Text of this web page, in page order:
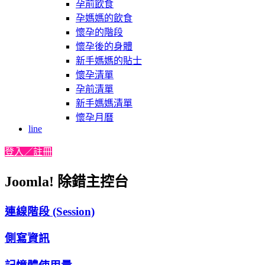
孕前飲食
孕媽媽的飲食
懷孕的階段
懷孕後的身體
新手媽媽的貼士
懷孕清單
孕前清單
新手媽媽清單
懷孕月曆
line
登入／註冊
Joomla! 除錯主控台
連線階段 (Session)
側寫資訊